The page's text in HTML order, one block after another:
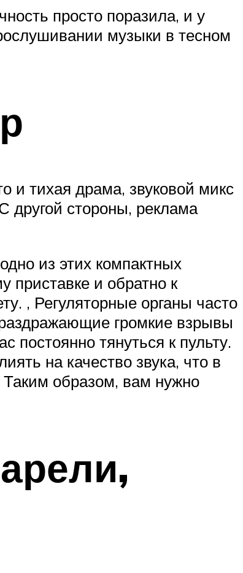
просто поразила, и у
музыки в тесном
и тихая драма, звуковой микс
другой стороны, реклама
из этих компактных
приставке и обратно к
, Регуляторные органы часто
громкие взрывы
постоянно тянуться к пульту.
на качество звука, что в
Таким образом, вам нужно